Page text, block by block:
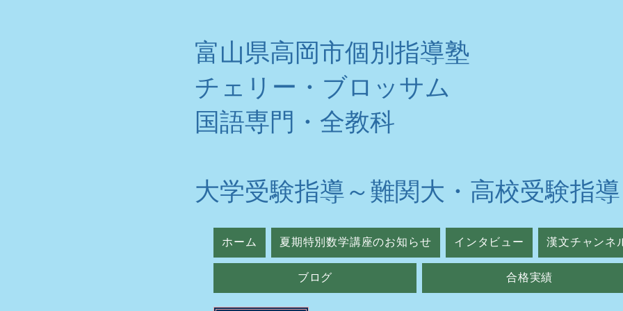
富山県高岡市個別指導塾
チェリー・ブロッサム
​国語専門・全教科
大学受験指導～難関大・高校受験指導
ホーム 夏期特別数学講座のお知らせ インタビュー 漢文チャンネ
ブログ 合格実績